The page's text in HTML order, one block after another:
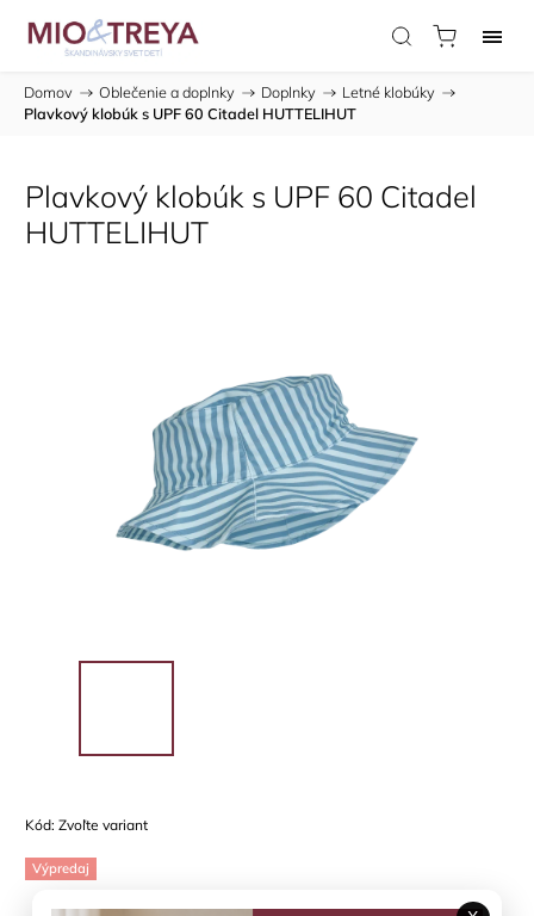
Domov / Oblečenie a doplnky / Doplnky / Letné klobúky /
Plavkový klobúk s UPF 60 Citadel HUTTELIHUT
Plavkový klobúk s UPF 60 Citadel
HUTTELIHUT
Kód: Zvoľte variant
Výpredaj